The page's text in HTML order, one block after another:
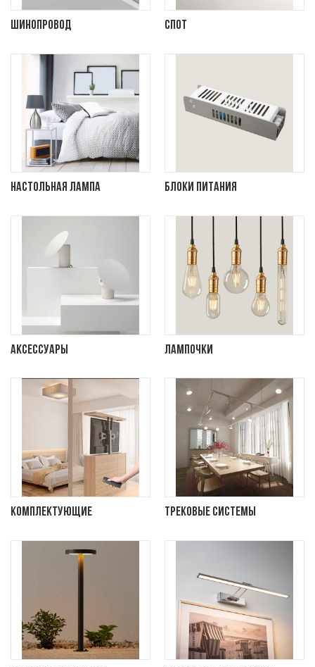
Шинопровод Спот
Настольная лампа Блоки питания
Аксессуары Лампочки
Комплектующие Трековые системы